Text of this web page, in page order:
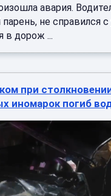
авария.
не справился
в дорож ...
при
иномарок погиб